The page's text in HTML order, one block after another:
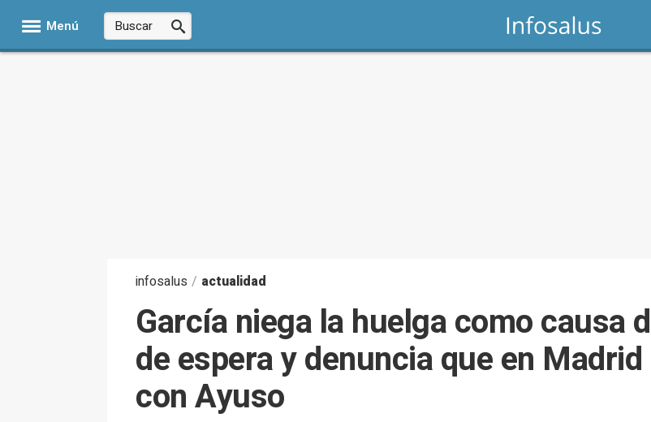
Menú
infosalus / actualidad
García niega la huelga como causa
de espera y denuncia que en
con Ayuso